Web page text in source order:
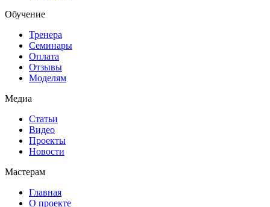
Обучение
Тренера
Семинары
Оплата
Отзывы
Моделям
Медиа
Статьи
Видео
Проекты
Новости
Мастерам
Главная
О проекте